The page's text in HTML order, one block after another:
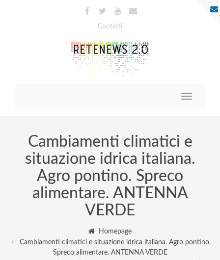
Contatti
Toggle
Cambiamenti climatici e
situazione idrica italiana.
Agro pontino. Spreco
alimentare. ANTENNA
VERDE
Homepage
Cambiamenti climatici e situazione idrica italiana. Agro pontino.
Spreco alimentare. ANTENNA VERDE